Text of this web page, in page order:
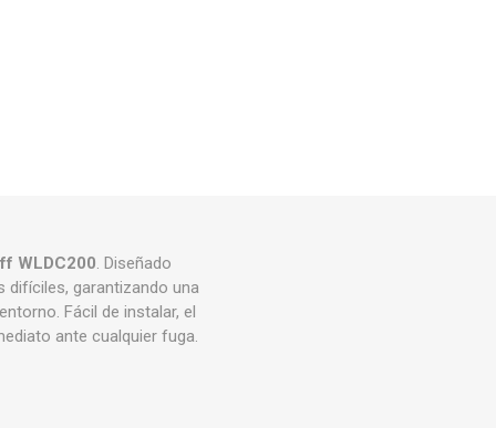
WLDC200. Diseñado
difíciles, garantizando una
Fácil de instalar, el
ante cualquier fuga.